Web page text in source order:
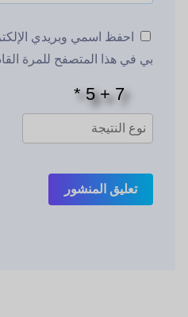
احفظ اسمي وبريدي
بي في هذا المتصفح للمرة
تعليق المنشور